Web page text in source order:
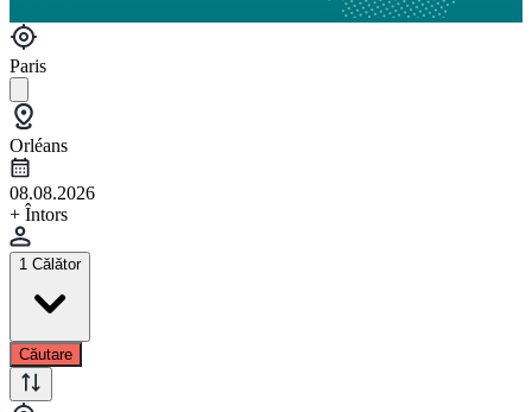
Paris
Orléans
08.08.2026
+ Întors
1 Călător
Căutare